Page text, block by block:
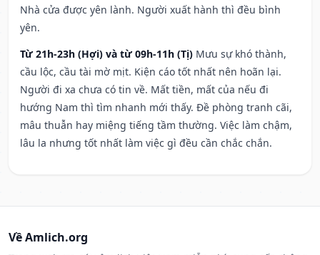
Nhà cửa được yên lành. Người xuất hành thì đều bình
yên.
Từ 21h-23h (Hợi) và từ 09h-11h (Tị) Mưu sự khó thành,
cầu lộc, cầu tài mờ mịt. Kiện cáo tốt nhất nên hoãn lại.
Người đi xa chưa có tin về. Mất tiền, mất của nếu đi
hướng Nam thì tìm nhanh mới thấy. Đề phòng tranh cãi,
mâu thuẫn hay miệng tiếng tầm thường. Việc làm chậm,
lâu la nhưng tốt nhất làm việc gì đều cần chắc chắn.
Về Amlich.org